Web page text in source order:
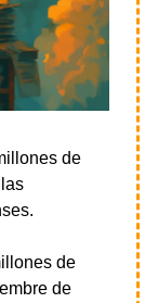
de
de
de